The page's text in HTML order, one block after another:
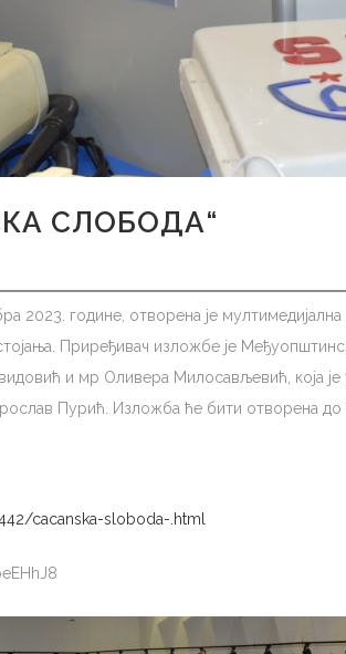
СЛОБОДА“
2023. године, отворена је
Приређивач изложбе је
и мр Оливера Милосављевић, која
Пурић. Изложба ће бити отворена до
cacanska-sloboda-.html